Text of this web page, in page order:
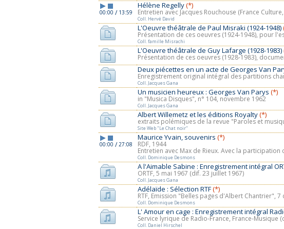
00:00 / 13:59
Hélène Regelly(*)
Entretien avec Jacques Rouchouse (France
Coll. Hervé David
L'Oeuvre théâtrale de Paul Misraki (1924-1948)
Présentation de ces oeuvres (1924-1948), pour
Coll. famille Misrachi
L'Oeuvre théâtrale de Guy Lafarge (1928-1983)
Présentation de ces oeuvres (1928-1983),
Deux piécettes en un acte de Georges Van
Enregistrement original intégral des partitions
Coll. Jacques Gana
Un musicien heureux : Georges Van Parys (*)
in "Musica Disques", n° 104, novembre 1962
Coll. Jacques Gana
Albert Willemetz et les éditions Royalty(*)
extraits polémiques de la revue "Paroles et
Site Web "Le Chat noir"
00:00 / 27:08
Maurice Yvain, souvenirs (*)
RDF, 1944
Entretien avec Max de Rieux. Avec la
Coll. Dominique Desmons
A l'Aimable Sabine : Enregistrement intégral
ORTF, 5 mai 1967 (dif. 23 juillet 1967)
Coll. Jacques Gana
Adélaïde : Sélection RTF(*)
RTF, Emission "Belles pages d'Albert Chantrier",
Coll. Dominique Desmons
L' Amour en cage : Enregistrement intégral
Service lyrique de Radio-France, France-Musique
Coll. Daniel Hirschel